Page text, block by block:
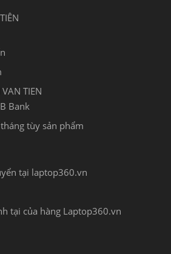
TIEN
Bank
tùy sản phẩm
tại laptop360.vn
tại của hàng Laptop360.vn